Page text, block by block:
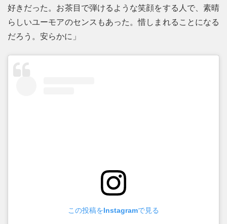
好きだった。お茶目で弾けるような笑顔をする人で、素晴
らしいユーモアのセンスもあった。惜しまれることになる
だろう。安らかに」
この投稿をInstagramで見る